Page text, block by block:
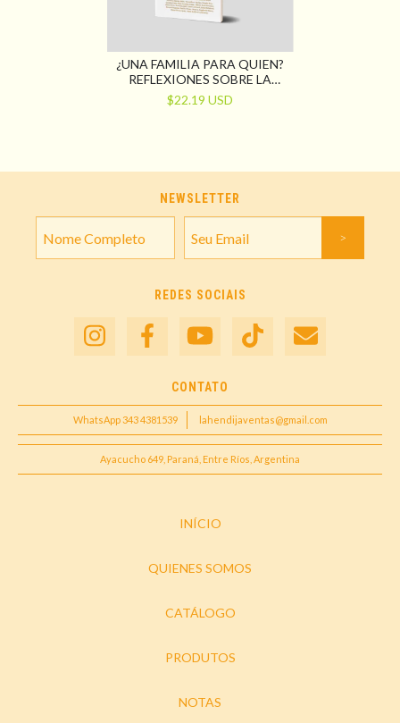
¿UNA FAMILIA PARA QUIEN?
REFLEXIONES SOBRE LA
ADOPCIÓN
$22.19 USD
NEWSLETTER
REDES SOCIAIS
CONTATO
WhatsApp 343 4381539 lahendijaventas@gmail.com
Ayacucho 649, Paraná, Entre Ríos, Argentina
INÍCIO
QUIENES SOMOS
CATÁLOGO
PRODUTOS
NOTAS